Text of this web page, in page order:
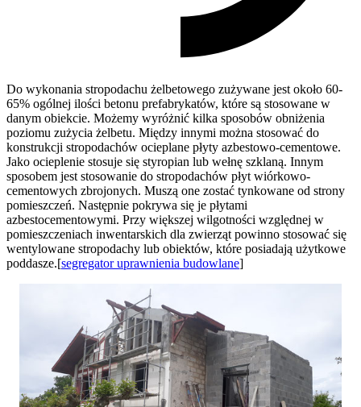
Do wykonania stropodachu żelbetowego zużywane jest około 60-
65% ogólnej ilości betonu prefabrykatów, które są stosowane w
danym obiekcie. Możemy wyróżnić kilka sposobów obniżenia
poziomu zużycia żelbetu. Między innymi można stosować do
konstrukcji stropodachów ocieplane płyty azbestowo-cementowe.
Jako ocieplenie stosuje się styropian lub wełnę szklaną. Innym
sposobem jest stosowanie do stropodachów płyt wiórkowo-
cementowych zbrojonych. Muszą one zostać tynkowane od strony
pomieszczeń. Następnie pokrywa się je płytami
azbestocementowymi. Przy większej wilgotności względnej w
pomieszczeniach inwentarskich dla zwierząt powinno stosować się
wentylowane stropodachy lub obiektów, które posiadają użytkowe
poddasze.[segregator uprawnienia budowlane]